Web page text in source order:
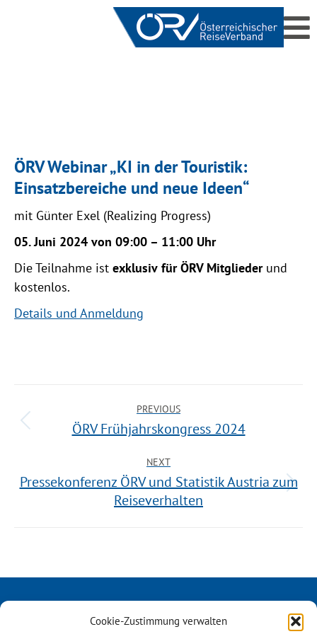
Cookie-Zustimmung verwalten
ÖRV Webinar „KI in der Touristik:
Einsatzbereiche und neue Ideen“
mit Günter Exel (Realizing Progress)
05. Juni 2024 von 09:00 – 11:00 Uhr
Die Teilnahme ist exklusiv für ÖRV Mitgliederund
kostenlos.
Details und Anmeldung
PREVIOUS
ÖRV Frühjahrskongress 2024
NEXT
Pressekonferenz ÖRV und Statistik Austria zum
Reiseverhalten